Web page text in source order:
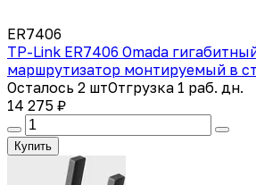
ER7406
TP-Link ER7406 Omada
маршрутизатор монтируемый в
Осталось 2 штОтгрузка 1 раб. дн.
14 275 ₽
Купить